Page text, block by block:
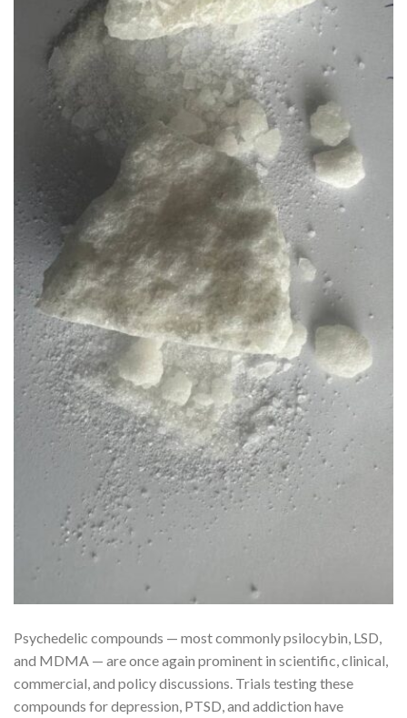
Psychedelic compounds — most commonly psilocybin, LSD,
and MDMA — are once again prominent in scientific, clinical,
commercial, and policy discussions. Trials testing these
compounds for depression, PTSD, and addiction have